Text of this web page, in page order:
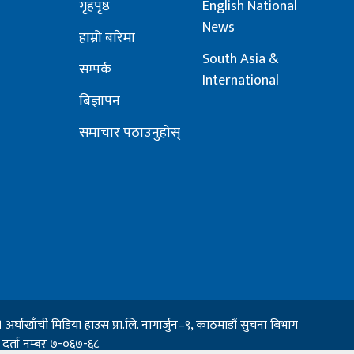
गृहपृष्ठ
हाम्रो बारेमा
सम्पर्क
बिज्ञापन
समाचार पठाउनुहोस्
English National
News
South Asia &
International
मिडिया हाउस प्रा.लि. नागार्जुन–९, काठमाडौं सुचना बिभाग
नम्बर ७-०६७-६८